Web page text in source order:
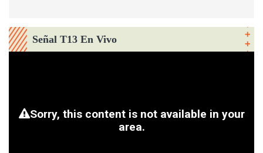
Señal T13 En Vivo